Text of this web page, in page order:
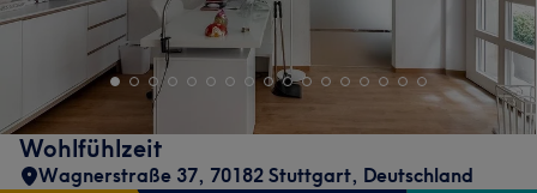
Wohlfühlzeit
Wagnerstraße 37, 70182 Stuttgart, Deutschland